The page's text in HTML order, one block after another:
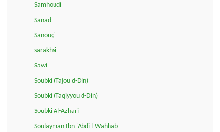
Samhoudi
Sanad
Sanouçi
sarakhsi
Sawi
Soubki (Tajou d-Din)
Soubki (Taqiyyou d-Din)
Soubki Al-Azhari
Soulayman Ibn 'Abdi l-Wahhab